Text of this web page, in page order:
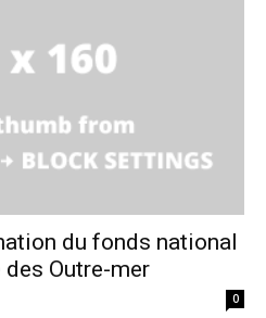
du fonds national
des Outre-mer
0